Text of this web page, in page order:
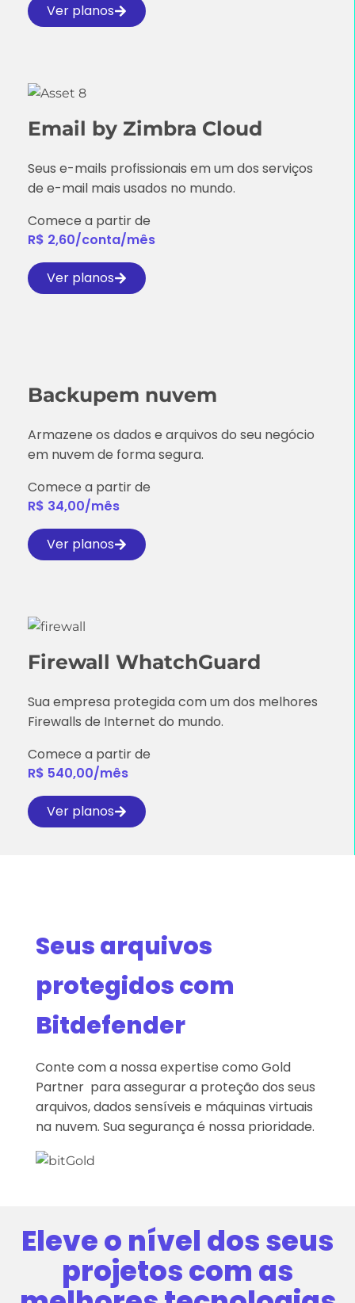
Ver planos
Email by Zimbra Cloud
Seus e-mails profissionais em um dos serviços
de e-mail mais usados no mundo.
Comece a partir de
R$ 2,60/conta/mês
Ver planos
Backupem nuvem
Armazene os dados e arquivos do seu negócio
em nuvem de forma segura.
Comece a partir de
R$ 34,00/mês
Ver planos
Firewall WhatchGuard
Sua empresa protegida com um dos melhores
Firewalls de Internet do mundo.
Comece a partir de
R$ 540,00/mês
Ver planos
Seus arquivos
protegidos com
Bitdefender
Conte com a nossa expertise como Gold
Partner para assegurar a proteção dos seus
arquivos, dados sensíveis e máquinas virtuais
na nuvem. Sua segurança é nossa prioridade.
Eleve o nível dos seus
projetoscom as